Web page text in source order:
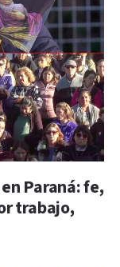
Paraná: fe,
trabajo,